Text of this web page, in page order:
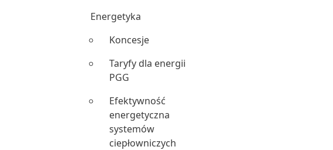
Energetyka
Koncesje
Taryfy dla energii
PGG
Efektywność
energetyczna
systemów
ciepłowniczych